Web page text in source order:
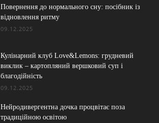
Повернення до нормального сну: посібник із
відновлення ритму
09.12.2025
Кулінарний клуб Love&Lemons: грудневий
виклик – картопляний вершковий суп і
благодійність
09.12.2025
Нейродивергентна дочка процвітає поза
традиційною освітою